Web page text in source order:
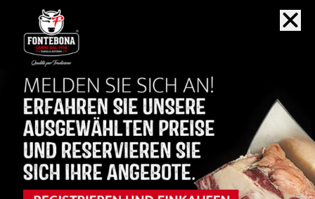
Agentur*
Umsatzsteuer-Identifikationsnummer*
Ihre personenbezogenen Daten werden verwendet, um den Zugriff
auf Ihr Konto zu verwalten und für die in unserer
Datenschutzrichtlinie|Cookie-Richtlinie